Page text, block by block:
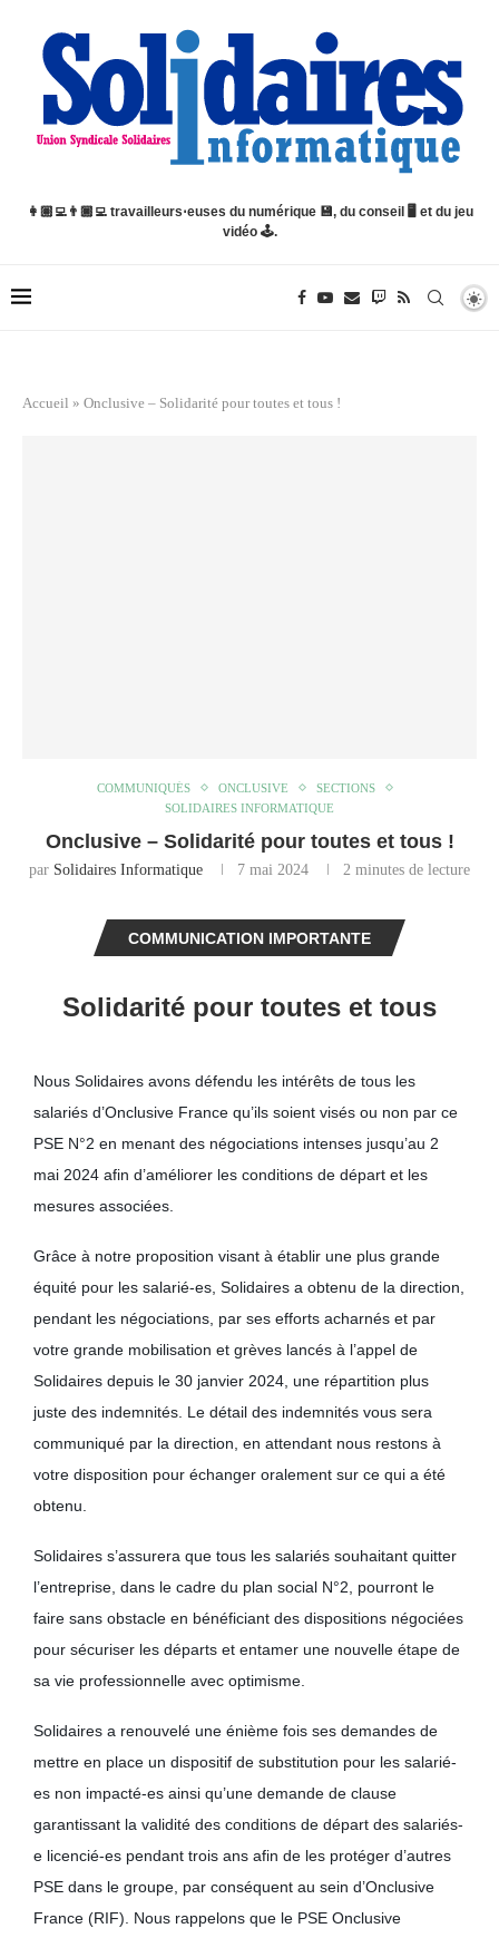
👩🏽‍💻👨🏿‍💻 travailleurs⋅euses du numérique 💾, du conseil 🖥️ et du jeu
vidéo 🕹️.
Accueil » Onclusive – Solidarité pour toutes et tous !
COMMUNIQUÉS ONCLUSIVE
SECTIONS
SOLIDAIRES INFORMATIQUE
Onclusive – Solidarité pour toutes et tous !
par Solidaires Informatique 7 mai 2024 2 minutes de lecture
COMMUNICATION IMPORTANTE
Solidarité pour toutes et tous
Nous Solidaires avons défendu les intérêts de tous les
salariés d’Onclusive France qu’ils soient visés ou non par ce
PSE N°2 en menant des négociations intenses jusqu’au 2
mai 2024 afin d’améliorer les conditions de départ et les
mesures associées.
Grâce à notre proposition visant à établir une plus grande
équité pour les salarié-es, Solidaires a obtenu de la direction,
pendant les négociations, par ses efforts acharnés et par
votre grande mobilisation et grèves lancés à l’appel de
Solidaires depuis le 30 janvier 2024, une répartition plus
juste des indemnités. Le détail des indemnités vous sera
communiqué par la direction, en attendant nous restons à
votre disposition pour échanger oralement sur ce qui a été
obtenu.
Solidaires s’assurera que tous les salariés souhaitant quitter
l’entreprise, dans le cadre du plan social N°2, pourront le
faire sans obstacle en bénéficiant des dispositions négociées
pour sécuriser les départs et entamer une nouvelle étape de
sa vie professionnelle avec optimisme.
Solidaires a renouvelé une énième fois ses demandes de
mettre en place un dispositif de substitution pour les salarié-
es non impacté-es ainsi qu’une demande de clause
garantissant la validité des conditions de départ des salariés-
e licencié-es pendant trois ans afin de les protéger d’autres
PSE dans le groupe, par conséquent au sein d’Onclusive
France (RIF). Nous rappelons que le PSE Onclusive